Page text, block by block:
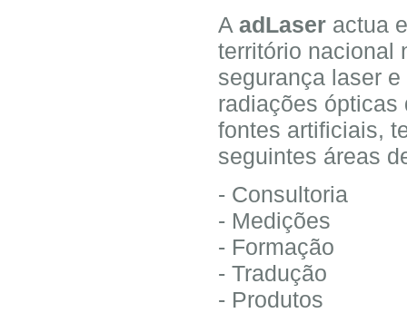
A adLaser actua
território nacional
segurança laser e
radiações ópticas
fontes artificiais,
seguintes áreas
- Consultoria
- Medições
- Formação
- Tradução
- Produtos